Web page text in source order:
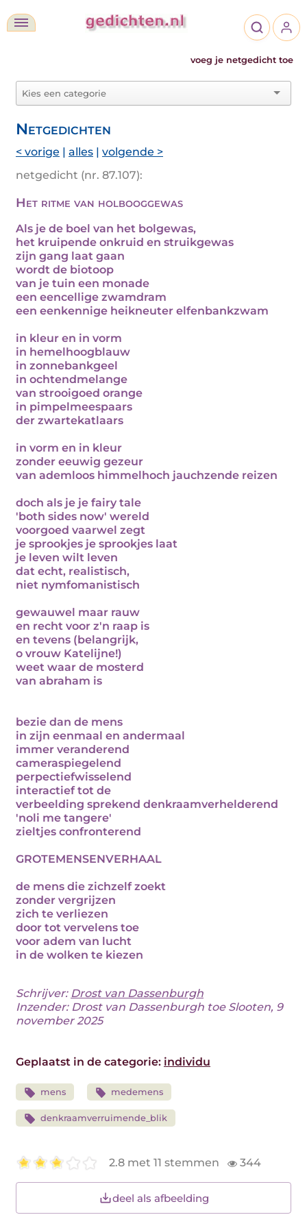
voeg je netgedicht toe
Netgedichten
< vorige | alles | volgende >
netgedicht (nr. 87.107):
Het ritme van holbooggewas
Als je de boel van het bolgewas,
het kruipende onkruid en struikgewas
zijn gang laat gaan
wordt de biotoop
van je tuin een monade
een eencellige zwamdram
een eenkennige heikneuter elfenbankzwam
in kleur en in vorm
in hemelhoogblauw
in zonnebankgeel
in ochtendmelange
van strooigoed orange
in pimpelmeespaars
der zwartekatlaars
in vorm en in kleur
zonder eeuwig gezeur
van ademloos himmelhoch jauchzende reizen
doch als je je fairy tale
'both sides now' wereld
voorgoed vaarwel zegt
je sprookjes je sprookjes laat
je leven wilt leven
dat echt, realistisch,
niet nymfomanistisch
gewauwel maar rauw
en recht voor z'n raap is
en tevens (belangrijk,
o vrouw Katelijne!)
weet waar de mosterd
van abraham is
bezie dan de mens
in zijn eenmaal en andermaal
immer veranderend
cameraspiegelend
perpectiefwisselend
interactief tot de
verbeelding sprekend denkraamverhelderend
'noli me tangere'
zieltjes confronterend
GROTEMENSENVERHAAL
de mens die zichzelf zoekt
zonder vergrijzen
zich te verliezen
door tot vervelens toe
voor adem van lucht
in de wolken te kiezen
Schrijver: Drost van Dassenburgh
Inzender: Drost van Dassenburgh toe Slooten, 9
november 2025
Geplaatst in de categorie: individu
mens medemens
denkraamverruimende_blik
2.8 met 11 stemmen 344
deel als afbeelding